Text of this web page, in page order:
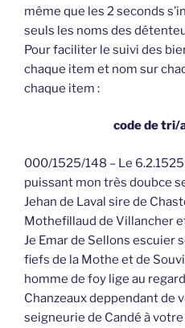
même que les 2 seconds
seuls les noms des
Pour faciliter le suivi des
chaque item et nom sur
chaque item :
code de tri/
000/1525/148 – Le
puissant mon très doubce
Jehan de Laval sire de
Mothefillaud de Villancher
Je Emar de Sellons escuier
fiefs de la Mothe et de
homme de foy lige au
Chanzeaux deppendant de
seigneurie de Candé à